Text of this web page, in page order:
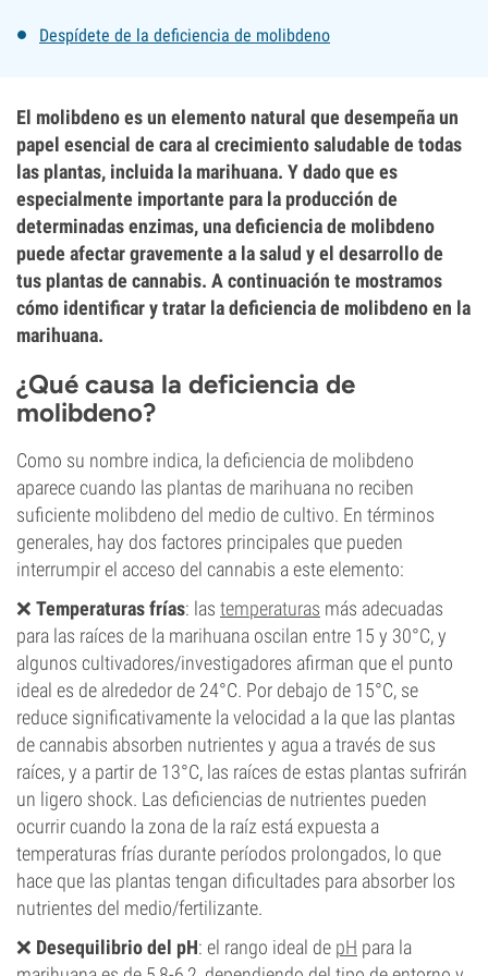
Despídete de la deficiencia de molibdeno
El molibdeno es un elemento natural que desempeña un
papel esencial de cara al crecimiento saludable de todas
las plantas, incluida la marihuana. Y dado que es
especialmente importante para la producción de
determinadas enzimas, una deficiencia de molibdeno
puede afectar gravemente a la salud y el desarrollo de
tus plantas de cannabis. A continuación te mostramos
cómo identificar y tratar la deficiencia de molibdeno en la
marihuana.
¿Qué causa la deficiencia de
molibdeno?
Como su nombre indica, la deficiencia de molibdeno
aparece cuando las plantas de marihuana no reciben
suficiente molibdeno del medio de cultivo. En términos
generales, hay dos factores principales que pueden
interrumpir el acceso del cannabis a este elemento:
❌ Temperaturas frías: las temperaturas más adecuadas
para las raíces de la marihuana oscilan entre 15 y 30°C, y
algunos cultivadores/investigadores afirman que el punto
ideal es de alrededor de 24°C. Por debajo de 15°C, se
reduce significativamente la velocidad a la que las plantas
de cannabis absorben nutrientes y agua a través de sus
raíces, y a partir de 13°C, las raíces de estas plantas sufrirán
un ligero shock. Las deficiencias de nutrientes pueden
ocurrir cuando la zona de la raíz está expuesta a
temperaturas frías durante períodos prolongados, lo que
hace que las plantas tengan dificultades para absorber los
nutrientes del medio/fertilizante.
❌ Desequilibrio del pH: el rango ideal de pH para la